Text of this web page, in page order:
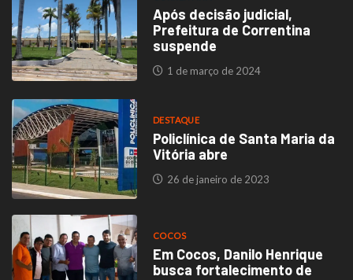
Após decisão judicial,
Prefeitura de Correntina
suspende
1 de março de 2024
DESTAQUE
Policlínica de Santa Maria da
Vitória abre
26 de janeiro de 2023
COCOS
Em Cocos, Danilo Henrique
busca fortalecimento de